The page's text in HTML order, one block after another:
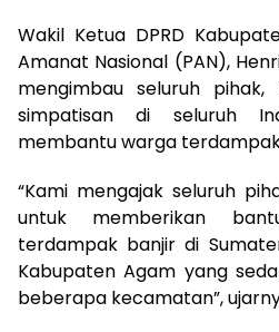
Wakil Ketua DPRD
Amanat Nasional (PAN),
mengimbau seluruh
simpatisan di seluruh
membantu warga
“Kami mengajak seluruh
untuk memberikan
terdampak banjir di
Kabupaten Agam yang
beberapa kecamatan”,